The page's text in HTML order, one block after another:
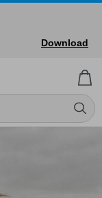
Download